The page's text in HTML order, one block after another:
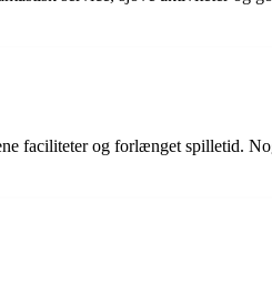
faciliteter og forlænget spilletid.